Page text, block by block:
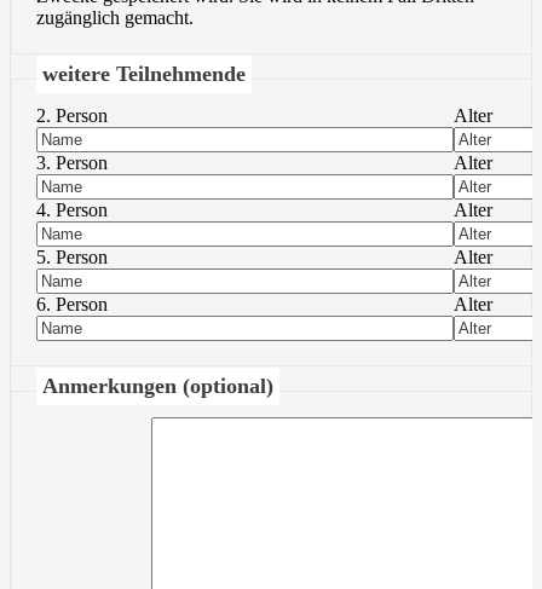
zugänglich gemacht.
weitere Teilnehmende
2. Person Alter
3. Person Alter
4. Person Alter
5. Person Alter
6. Person Alter
Anmerkungen (optional)